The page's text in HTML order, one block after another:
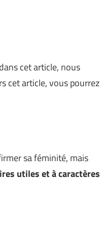
cet article, nous
cet article, vous pourrez
sa féminité, mais
utiles et à caractères